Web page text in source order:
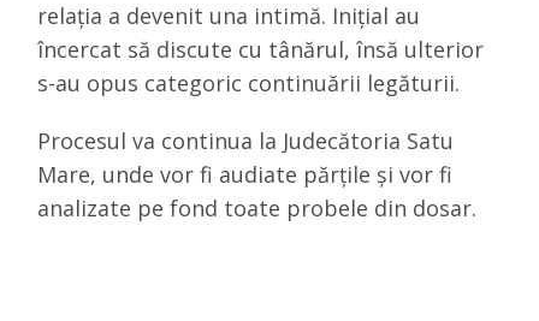
relația a devenit una intimă. Inițial au
încercat să discute cu tânărul, însă ulterior
s-au opus categoric continuării legăturii.
Procesul va continua la Judecătoria Satu
Mare, unde vor fi audiate părțile și vor fi
analizate pe fond toate probele din dosar.